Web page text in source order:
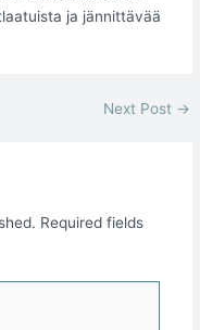
ja jännittävää
Next Post →
Required fields